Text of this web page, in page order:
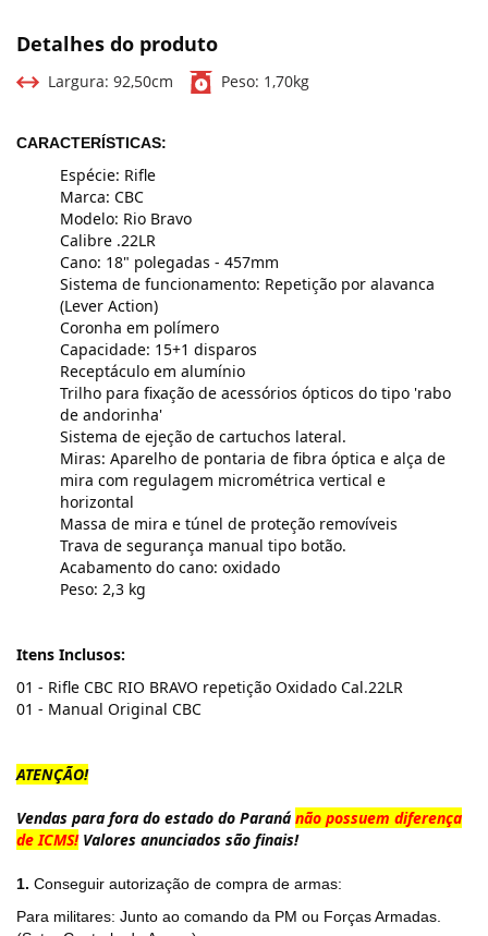
Detalhes do produto
Largura: 92,50cm Peso: 1,70kg
CARACTERÍSTICAS:
Espécie: Rifle
Marca: CBC
Modelo: Rio Bravo
Calibre .22LR
Cano: 18" polegadas - 457mm
Sistema de funcionamento: Repetição por alavanca
(Lever Action)
Coronha em polímero
Capacidade: 15+1 disparos
Receptáculo em alumínio
Trilho para fixação de acessórios ópticos do tipo 'rabo
de andorinha'
Sistema de ejeção de cartuchos lateral.
Miras: Aparelho de pontaria de fibra óptica e alça de
mira com regulagem micrométrica vertical e
horizontal
Massa de mira e túnel de proteção removíveis
Trava de segurança manual tipo botão.
Acabamento do cano: oxidado
Peso: 2,3 kg
Itens Inclusos:
01 - Rifle CBC RIO BRAVO repetição Oxidado Cal.22LR
01 - Manual Original CBC
ATENÇÃO!
Vendas para fora do estado do Paraná não possuem diferença
de ICMS! Valores anunciados são finais!
1. Conseguir autorização de compra de armas:
Para militares: Junto ao comando da PM ou Forças Armadas.